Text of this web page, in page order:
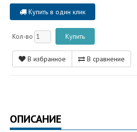
Купить в один клик
Кол-во
В избранное В сравнение
ОПИСАНИЕ